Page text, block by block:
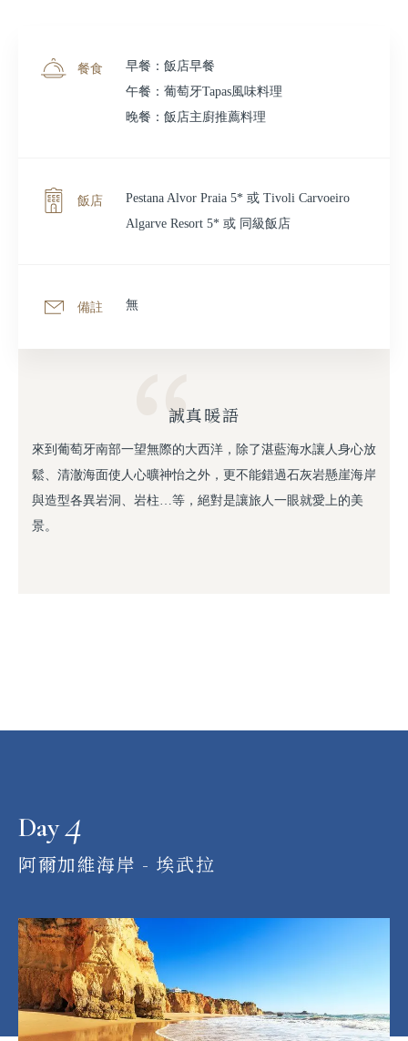
餐食
早餐：飯店早餐
午餐：葡萄牙Tapas風味料理
晚餐：飯店主廚推薦料理
飯店
Pestana Alvor Praia 5* 或 Tivoli Carvoeiro
Algarve Resort 5* 或 同級飯店
備註 無
誠真暖語
來到葡萄牙南部一望無際的大西洋，除了湛藍海水讓人身心放
鬆、清澈海面使人心曠神怡之外，更不能錯過石灰岩懸崖海岸
與造型各異岩洞、岩柱…等，絕對是讓旅人一眼就愛上的美
景。
Day4
阿爾加維海岸 - 埃武拉